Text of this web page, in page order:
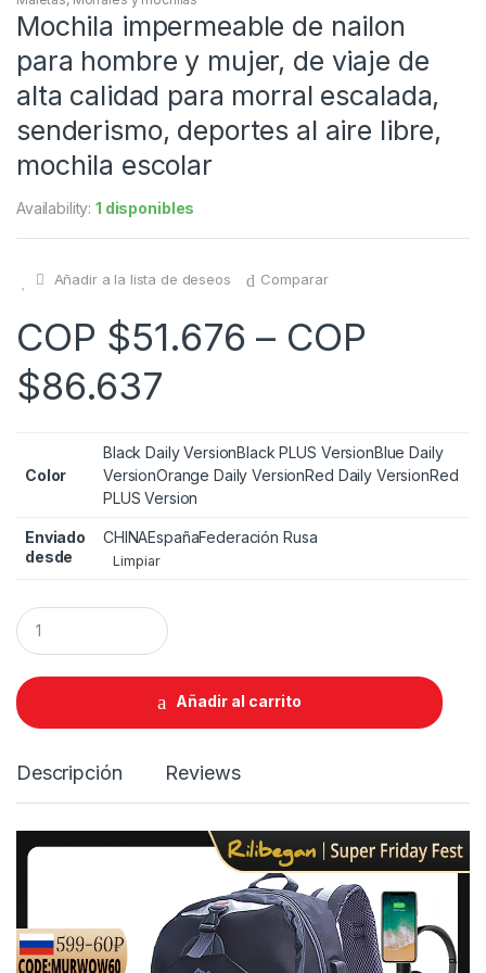
Mochila impermeable de nailon
para hombre y mujer, de viaje de
alta calidad para morral escalada,
senderismo, deportes al aire libre,
mochila escolar
Availability:1 disponibles
Añadir a la lista de deseos Comparar
COP $51.676 – COP
$86.637
Color
Black Daily VersionBlack PLUS VersionBlue Daily
VersionOrange Daily VersionRed Daily VersionRed
PLUS Version
Enviado
desde
CHINAEspañaFederación Rusa
Limpiar
Q
u
a
t
i
Añadir al carrito
Descripción Reviews